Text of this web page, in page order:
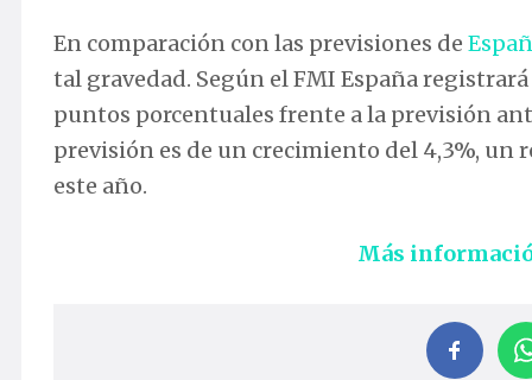
En comparación con las previsiones de
tal gravedad. Según el FMI España
puntos porcentuales frente a la previsión
previsión es de un crecimiento del 4,3%, un
este año.
Más